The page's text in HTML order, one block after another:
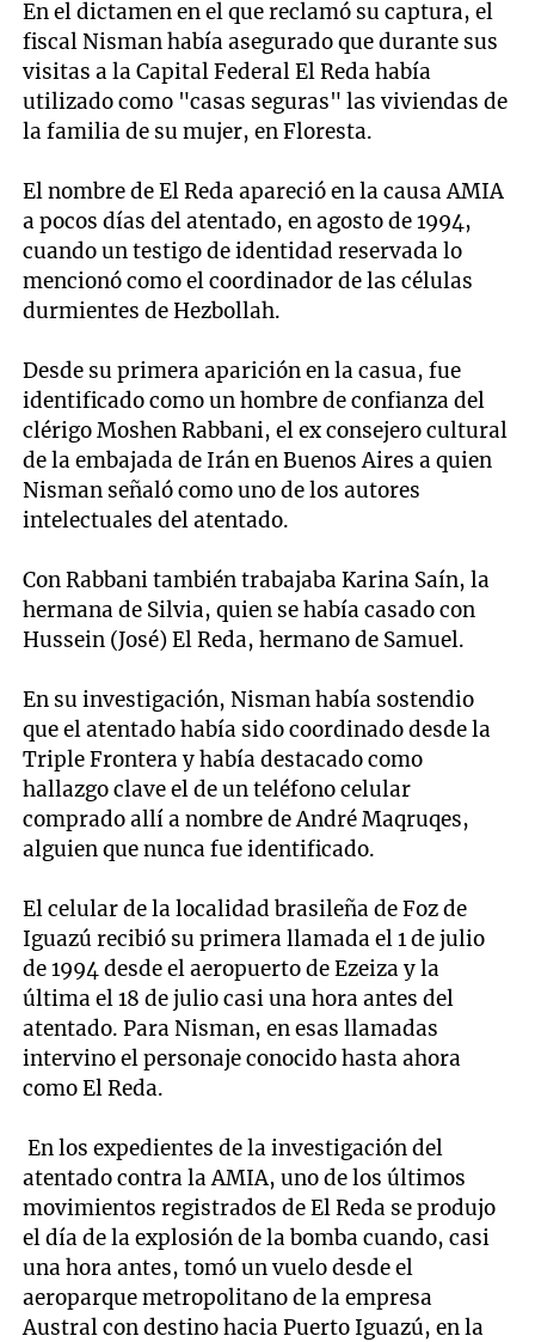
En el dictamen en el que reclamó su captura, el
fiscal Nisman había asegurado que durante sus
visitas a la Capital Federal El Reda había
utilizado como "casas seguras" las viviendas de
la familia de su mujer, en Floresta.
El nombre de El Reda apareció en la causa AMIA
a pocos días del atentado, en agosto de 1994,
cuando un testigo de identidad reservada lo
mencionó como el coordinador de las células
durmientes de Hezbollah.
Desde su primera aparición en la casua, fue
identificado como un hombre de confianza del
clérigo Moshen Rabbani, el ex consejero cultural
de la embajada de Irán en Buenos Aires a quien
Nisman señaló como uno de los autores
intelectuales del atentado.
Con Rabbani también trabajaba Karina Saín, la
hermana de Silvia, quien se había casado con
Hussein (José) El Reda, hermano de Samuel.
En su investigación, Nisman había sostendio
que el atentado había sido coordinado desde la
Triple Frontera y había destacado como
hallazgo clave el de un teléfono celular
comprado allí a nombre de André Maqruqes,
alguien que nunca fue identificado.
El celular de la localidad brasileña de Foz de
Iguazú recibió su primera llamada el 1 de julio
de 1994 desde el aeropuerto de Ezeiza y la
última el 18 de julio casi una hora antes del
atentado. Para Nisman, en esas llamadas
intervino el personaje conocido hasta ahora
como El Reda.
En los expedientes de la investigación del
atentado contra la AMIA, uno de los últimos
movimientos registrados de El Reda se produjo
el día de la explosión de la bomba cuando, casi
una hora antes, tomó un vuelo desde el
aeroparque metropolitano de la empresa
Austral con destino hacia Puerto Iguazú, en la